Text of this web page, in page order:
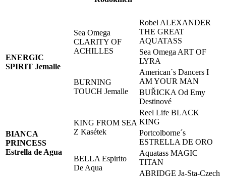
ENERGIC
SPIRIT Jemalle
Sea Omega
CLARITY OF
ACHILLES
Robel ALEXANDER
THE GREAT
AQUATASS
Sea Omega ART OF
LYRA
BURNING
TOUCH Jemalle
American´s Dancers I
AM YOUR MAN
BUŘICKA Od Emy
Destinové
BIANCA
PRINCESS
Estrella de Agua
KING FROM SEA
Z Kasétek
Reel Life BLACK
KING
Portcolborne´s
ESTRELLA DE ORO
BELLA Espirito
De Aqua
Aquatass MAGIC
TITAN
ABRIDGE Ja-Sta-Czech